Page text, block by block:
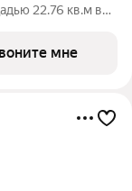
22.76 кв.м в
квартиры с
мне